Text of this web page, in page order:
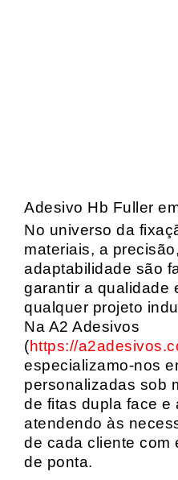
Adesivo Hb Fuller
No universo da
materiais, a
adaptabilidade são
garantir a qualidade
qualquer projeto
Na A2 Adesivos
(https://
especializamo-nos
personalizadas sob
de fitas dupla face e
atendendo às
de cada cliente com
de ponta.